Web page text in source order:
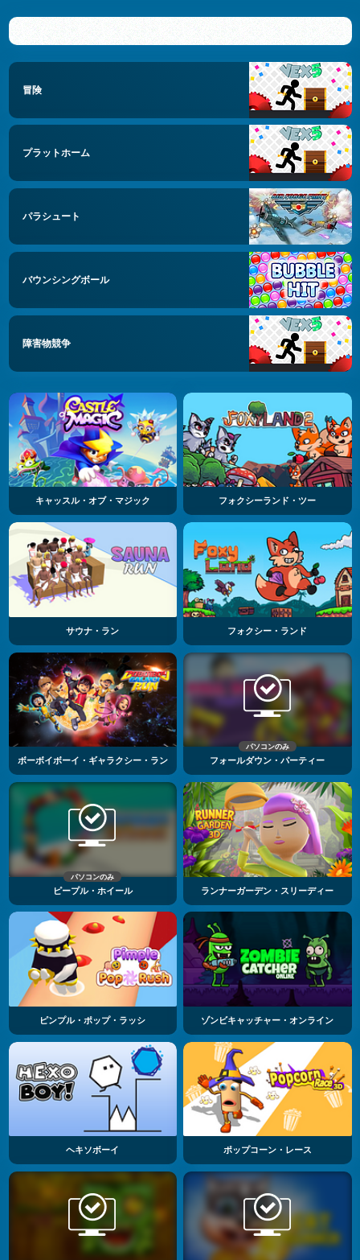
冒険
プラットホーム
パラシュート
バウンシングボール
障害物競争
キャッスル・オブ・マジック フォクシーランド・ツー
サウナ・ラン フォクシー・ランド
ボーボイボーイ・ギャラクシー・ラン
パソコンのみ
フォールダウン・パーティー
パソコンのみ
ピープル・ホイール ランナーガーデン・スリーディー
ピンプル・ポップ・ラッシ ゾンビキャッチャー・オンライン
ヘキソボーイ ポップコーン・レース